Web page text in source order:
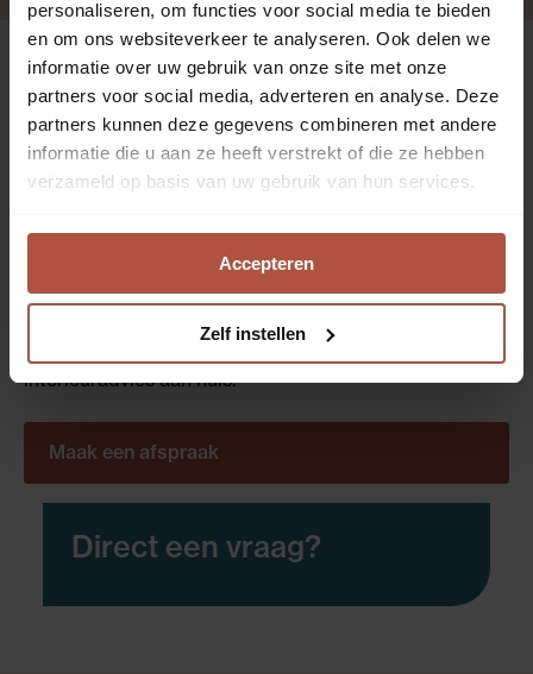
personaliseren, om functies voor social media te bieden
en om ons websiteverkeer te analyseren. Ook delen we
informatie over uw gebruik van onze site met onze
partners voor social media, adverteren en analyse. Deze
partners kunnen deze gegevens combineren met andere
informatie die u aan ze heeft verstrekt of die ze hebben
verzameld op basis van uw gebruik van hun services.
Accepteren
Zelf instellen
Interieurvragen?
Kom langs voor
gratis advies
We nemen graag alle tijd om je advies te geven over
jouw interieur. Kom langs in één van onze winkels!
Liever op afspraak? Plan gemakkelijk jouw afspraak
interieuradvies aan huis.
Maak een afspraak
Direct een vraag?